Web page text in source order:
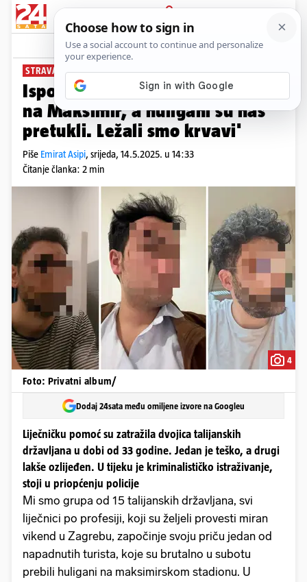
PRIJAVA
News Komentari
STRAVA NA UTAKMICI
Ispovijest Talijana: 'Došli smo
na Maksimir, a huligani su nas
pretukli. Ležali smo krvavi'
Piše Emirat Asipi, srijeda, 14.5.2025. u 14:33
Čitanje članka: 2 min
4
Foto: Privatni album/
Dodaj 24sata među omiljene izvore na Googleu
Liječničku pomoć su zatražila dvojica talijanskih
državljana u dobi od 33 godine. Jedan je teško, a drugi
lakše ozlijeđen. U tijeku je kriminalističko istraživanje,
stoji u priopćenju policije
Mi smo grupa od 15 talijanskih državljana, svi
liječnici po profesiji, koji su željeli provesti miran
vikend u Zagrebu, započinje svoju priču jedan od
napadnutih turista, koje su brutalno u subotu
prebili huligani na maksimirskom stadionu. U